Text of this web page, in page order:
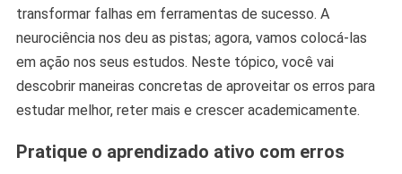
transformar falhas em ferramentas de sucesso. A
neurociência nos deu as pistas; agora, vamos colocá-las
em ação nos seus estudos. Neste tópico, você vai
descobrir maneiras concretas de aproveitar os erros para
estudar melhor, reter mais e crescer academicamente.
Pratique o aprendizado ativo com erros